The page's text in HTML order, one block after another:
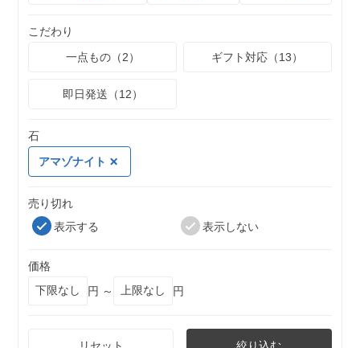
こだわり
一点もの（2）
ギフト対応（13）
即日発送（12）
石
アマゾナイト
売り切れ
表示する
表示しない
価格
円 ～
円